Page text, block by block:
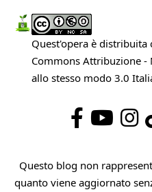
Quest'opera è distribuita
Commons Attribuzione -
allo stesso modo 3.0
Questo blog non
quanto viene aggiornato